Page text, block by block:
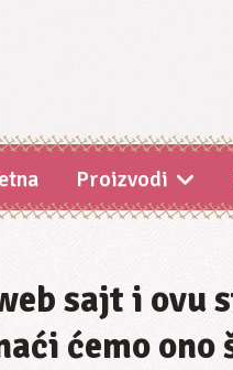
Proizvodi
sajt i ovu
ćemo ono